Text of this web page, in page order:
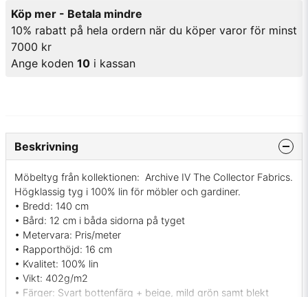
Köp mer - Betala mindre
10% rabatt på hela ordern när du köper varor för minst
7000 kr
Ange koden 10 i kassan
Beskrivning
Möbeltyg från kollektionen: Archive IV The Collector Fabrics.
Högklassig tyg i 100% lin för möbler och gardiner.
• Bredd: 140 cm
• Bård: 12 cm i båda sidorna på tyget
• Metervara: Pris/meter
• Rapporthöjd: 16 cm
• Kvalitet: 100% lin
• Vikt: 402g/m2
• Färger: Svart bottenfärg + beige, mild grön samt blekt